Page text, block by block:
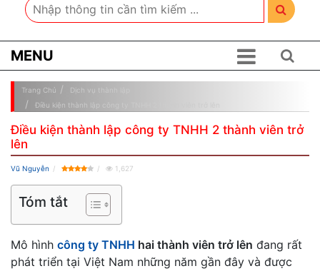
MENU
Trang Chủ
Dịch vụ thành lập
Điều kiện thành lập công ty TNHH 2 thành viên trở lên
Điều kiện thành lập công ty TNHH 2 thành viên trở
lên
Vũ Nguyễn 1,627
Tóm tắt
Mô hình công ty TNHH hai thành viên trở lên đang rất
phát triển tại Việt Nam những năm gần đây và được